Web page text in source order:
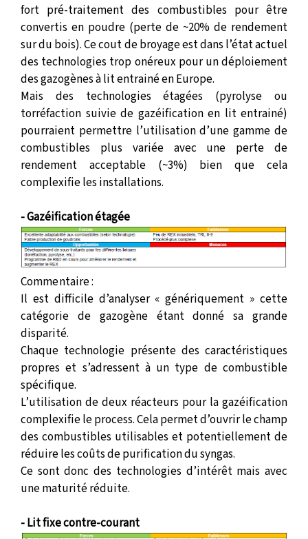
fort pré-traitement des combustibles pour être
convertis en poudre (perte de ~20% de rendement
sur du bois). Ce cout de broyage est dans l’état actuel
des technologies trop onéreux pour un déploiement
des gazogènes à lit entrainé en Europe.
Mais des technologies étagées (pyrolyse ou
torréfaction suivie de gazéification en lit entrainé)
pourraient permettre l’utilisation d’une gamme de
combustibles plus variée avec une perte de
rendement acceptable (~3%) bien que cela
complexifie les installations.
- Gazéification étagée
Commentaire :
Il est difficile d’analyser « génériquement » cette
catégorie de gazogène étant donné sa grande
disparité.
Chaque technologie présente des caractéristiques
propres et s’adressent à un type de combustible
spécifique.
L’utilisation de deux réacteurs pour la gazéification
complexifie le process. Cela permet d’ouvrir le champ
des combustibles utilisables et potentiellement de
réduire les coûts de purification du syngas.
Ce sont donc des technologies d’intérêt mais avec
une maturité réduite.
- Lit fixe contre-courant